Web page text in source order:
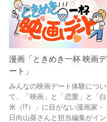
漫画「ときめき一杯 映画デ
ート」
みんなの映画デート体験につい
て、「映画」と「恋愛」と「白
米（!?）」に目がない漫画家・
日向山葵さんと担当編集がイン